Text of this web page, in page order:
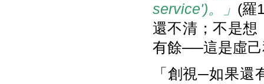
service')。」 (羅
還不清；不是想
有餘──這是虛
「創視─如果